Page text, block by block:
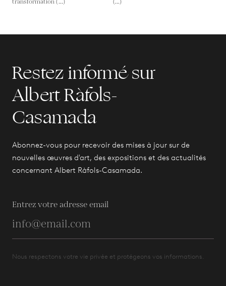
Restez informé sur
Albert Ràfols-
Casamada
Abonnez-vous pour recevoir des mises à jour sur de
nouvelles œuvres d'art, des expositions et des actualités
concernant Albert Ràfols-Casamada.
Entrez votre adresse email
Nous respectons votre vie privée et protégeons vos informations.